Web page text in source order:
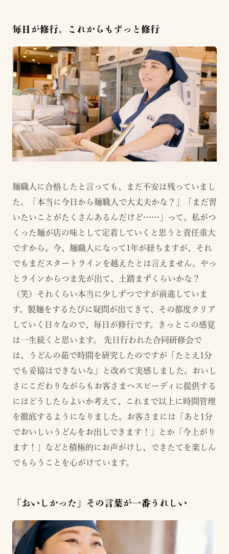
毎日が修行。これからもずっと修行
麺職人に合格したと言っても、まだ不安は残っていまし
た。「本当に今日から麺職人で大丈夫かな？」「まだ習
いたいことがたくさんあるんだけど……」って。私がつ
くった麺が店の味として定着していくと思うと責任重大
ですから。今、麺職人になって1年が経ちますが、それ
でもまだスタートラインを越えたとは言えません。やっ
とラインからつま先が出て、土踏まずくらいかな？
（笑）それくらい本当に少しずつですが前進していま
す。製麺をするたびに疑問が出てきて、その都度クリア
していく日々なので、毎日が修行です。きっとこの感覚
は一生続くと思います。 先日行われた合同研修会で
は、うどんの茹で時間を研究したのですが「たとえ1分
でも妥協はできないな」と改めて実感しました。おいし
さにこだわりながらもお客さまへスピーディに提供する
にはどうしたらよいか考えて、これまで以上に時間管理
を徹底するようになりました。お客さまには「あと1分
でおいしいうどんをお出しできます！」とか「今上がり
ます！」などと積極的にお声がけし、できたてを楽しん
でもらうことを心がけています。
「おいしかった」その言葉が一番うれしい